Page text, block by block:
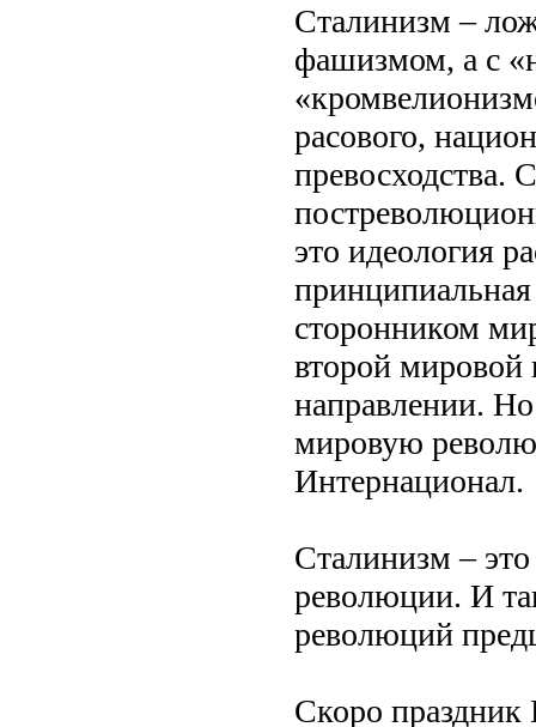
Сталинизм –
фашизмом, а с
расового,
превосходства.
это идеология
сторонником
второй
направлении.
мировую
Интернационал.
Сталинизм – это
революции. И
революций
Скоро